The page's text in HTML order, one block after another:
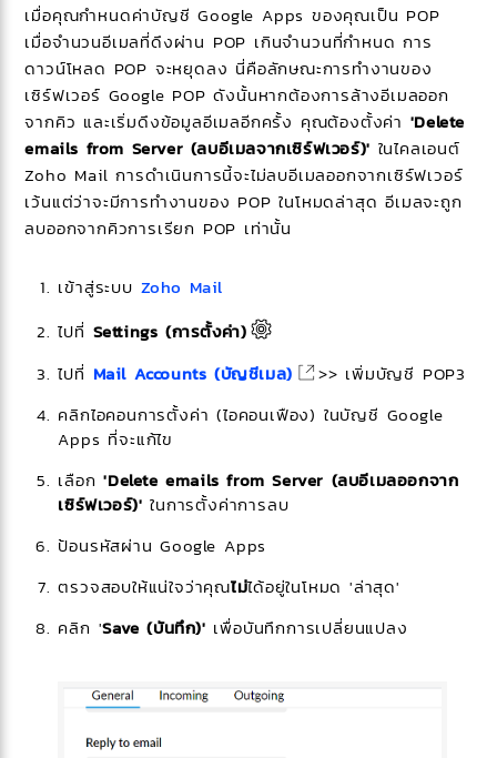
เมื่อคุณกำหนดค่าบัญชี Google Apps ของคุณเป็น POP
เมื่อจำนวนอีเมลที่ดึงผ่าน POP เกินจำนวนที่กำหนด การ
ดาวน์โหลด POP จะหยุดลง นี่คือลักษณะการทำงานของ
เซิร์ฟเวอร์ Google POP ดังนั้นหากต้องการล้างอีเมลออก
จากคิว และเริ่มดึงข้อมูลอีเมลอีกครั้ง คุณต้องตั้งค่า 'Delete
emails from Server (ลบอีเมลจากเซิร์ฟเวอร์)' ในไคลเอนต์
Zoho Mail การดำเนินการนี้จะไม่ลบอีเมลออกจากเซิร์ฟเวอร์
เว้นแต่ว่าจะมีการทำงานของ POP ในโหมดล่าสุด อีเมลจะถูก
ลบออกจากคิวการเรียก POP เท่านั้น
เข้าสู่ระบบ Zoho Mail
ไปที่ Settings (การตั้งค่า)
ไปที่ Mail Accounts (บัญชีเมล)
>> เพิ่มบัญชี POP3
คลิกไอคอนการตั้งค่า (ไอคอนเฟือง) ในบัญชี Google
Apps ที่จะแก้ไข
เลือก'Delete emails from Server (ลบอีเมลออกจาก
เซิร์ฟเวอร์)' ในการตั้งค่าการลบ
ป้อนรหัสผ่าน Google Apps
ตรวจสอบให้แน่ใจว่าคุณไม่ได้อยู่ในโหมด 'ล่าสุด'
คลิก 'Save (บันทึก)' เพื่อบันทึกการเปลี่ยนแปลง